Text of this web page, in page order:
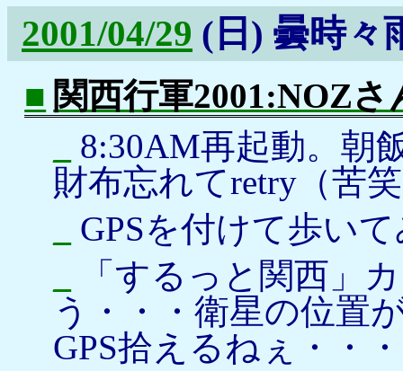
2001/04/29 (日) 曇時々
■ 関西行軍2001:NOZさ
8:30AM再起動。朝
財布忘れてretry（苦
GPSを付けて歩い
「するっと関西」
う・・・衛星の位置
GPS拾えるねぇ・・